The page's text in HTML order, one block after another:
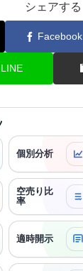
シェアする
Facebook
LINE
個別分析
空売り比
率
適時開示